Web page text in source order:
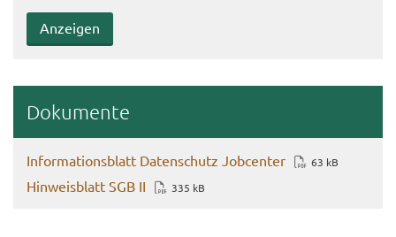
Do­ku­men­te
In­for­ma­ti­ons­blatt Da­ten­schutz Job­cen­ter 63 kB
Hin­weis­blatt SGB II 335 kB